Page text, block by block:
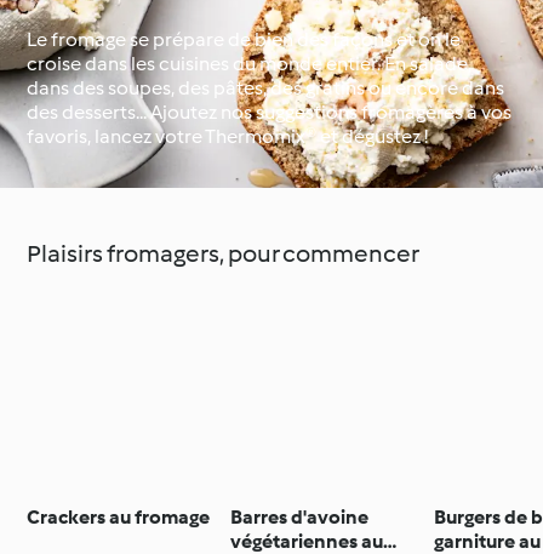
Le fromage se prépare de bien des façons et on le
croise dans les cuisines du monde entier. En salade,
dans des soupes, des pâtes, des gratins ou encore dans
des desserts... Ajoutez nos suggestions fromagères à vos
favoris, lancez votre Thermomix® et dégustez !
Plaisirs fromagers, pour commencer
Crackers au fromage
Barres d'avoine
végétariennes au
Burgers de
garniture